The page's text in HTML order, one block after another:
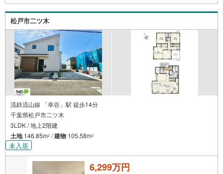
松戸市二ツ木
流鉄流山線 「幸谷」駅 徒歩14分
千葉県松戸市二ツ木
3LDK / 地上2階建
土地146.85m2 /建物 105.58m2
未入居
6,299万円